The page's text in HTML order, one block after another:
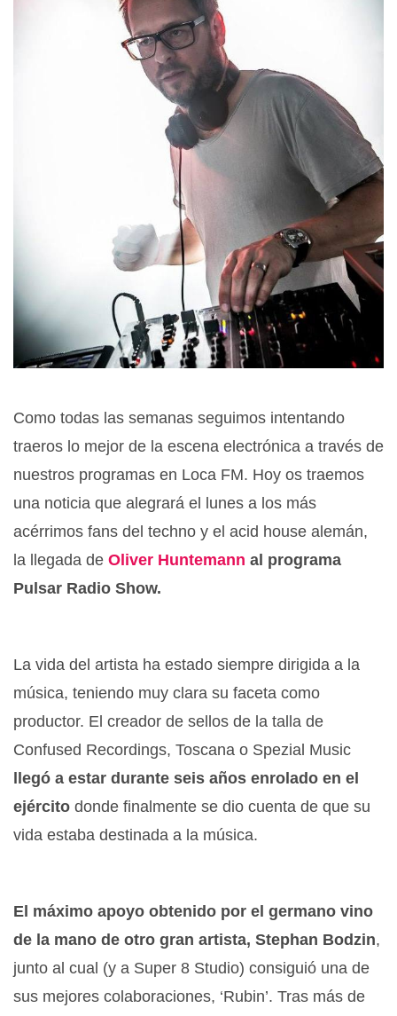
Como todas las semanas seguimos intentando
traeros lo mejor de la escena electrónica a través de
nuestros programas en Loca FM. Hoy os traemos
una noticia que alegrará el lunes a los más
acérrimos fans del techno y el acid house alemán,
la llegada de Oliver Huntemann al programa
Pulsar Radio Show.
La vida del artista ha estado siempre dirigida a la
música, teniendo muy clara su faceta como
productor. El creador de sellos de la talla de
Confused Recordings, Toscana o Spezial Music
llegó a estar durante seis años enrolado en el
ejército donde finalmente se dio cuenta de que su
vida estaba destinada a la música.
El máximo apoyo obtenido por el germano vino
de la mano de otro gran artista, Stephan Bodzin,
junto al cual (y a Super 8 Studio) consiguió una de
sus mejores colaboraciones, ‘Rubin’. Tras más de